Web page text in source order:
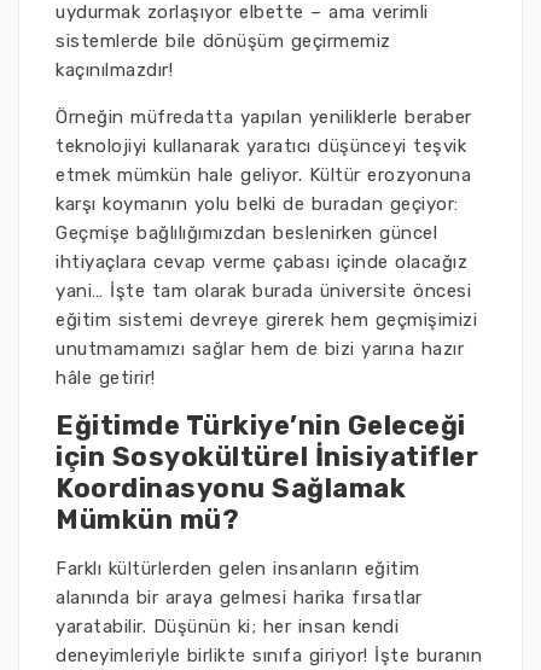
uydurmak zorlaşıyor elbette – ama verimli
sistemlerde bile dönüşüm geçirmemiz
kaçınılmazdır!
Örneğin müfredatta yapılan yeniliklerle beraber
teknolojiyi kullanarak yaratıcı düşünceyi teşvik
etmek mümkün hale geliyor. Kültür erozyonuna
karşı koymanın yolu belki de buradan geçiyor:
Geçmişe bağlılığımızdan beslenirken güncel
ihtiyaçlara cevap verme çabası içinde olacağız
yani… İşte tam olarak burada üniversite öncesi
eğitim sistemi devreye girerek hem geçmişimizi
unutmamamızı sağlar hem de bizi yarına hazır
hâle getirir!
Eğitimde Türkiye’nin Geleceği
için Sosyokültürel İnisiyatifler
Koordinasyonu Sağlamak
Mümkün mü?
Farklı kültürlerden gelen insanların eğitim
alanında bir araya gelmesi harika fırsatlar
yaratabilir. Düşünün ki; her insan kendi
deneyimleriyle birlikte sınıfa giriyor! İşte buranın